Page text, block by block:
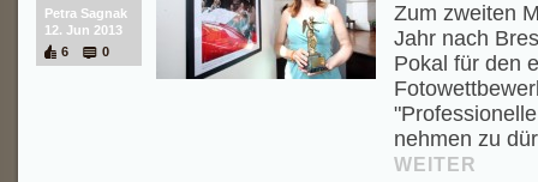
Petra Sagnak
12. Jun 2013
6
0
Zum zweiten
Jahr nach
Pokal für den
nehmen zu
WEITER